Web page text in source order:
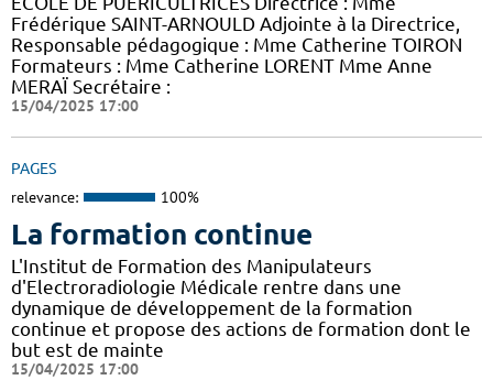
Frédérique SAINT-ARNOULD Adjointe à la Directrice,
Responsable pédagogique : Mme Catherine TOIRON
Formateurs : Mme Catherine LORENT Mme Anne
MERAÏ Secrétaire :
15/04/2025 17:00
PAGES
relevance: 100%
La formation continue
L'Institut de Formation des Manipulateurs
d'Electroradiologie Médicale rentre dans une
dynamique de développement de la formation
continue et propose des actions de formation dont le
but est de mainte
15/04/2025 17:00